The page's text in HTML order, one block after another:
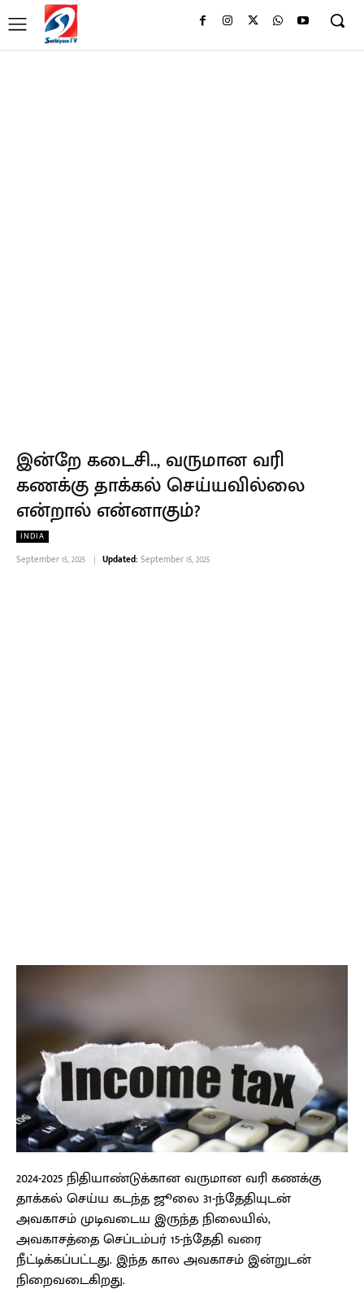
இன்றே கடைசி.., வருமான வரி
கணக்கு தாக்கல் செய்யவில்லை
என்றால் என்னாகும்?
INDIA
September 15, 2025 Updated: September 15, 2025
2024-2025 நிதியாண்டுக்கான வருமான வரி கணக்கு
தாக்கல் செய்ய கடந்த ஜூலை 31-ந்தேதியுடன்
அவகாசம் முடிவடைய இருந்த நிலையில்,
அவகாசத்தை செப்டம்பர் 15-ந்தேதி வரை
நீட்டிக்கப்பட்டது. இந்த கால அவகாசம் இன்றுடன்
நிறைவடைகிறது.